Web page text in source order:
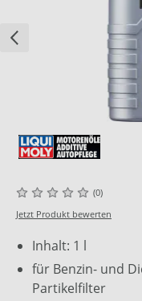
(0)
Jetzt Produkt bewerten
Inhalt: 1 l
für Benzin- und
Partikelfilter